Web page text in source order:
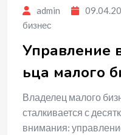
admin
бизнес
Управление
ьца малого
Владелец малого
сталкивается с
внимания: